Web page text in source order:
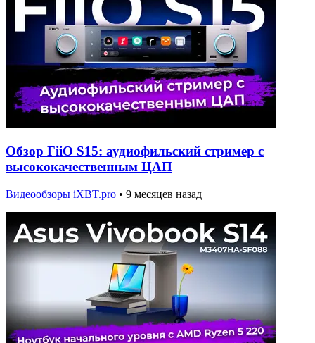
Обзор FiiO S15: аудиофильский стример с
высококачественным ЦАП
Видеообзоры iXBT.pro • 9 месяцев назад